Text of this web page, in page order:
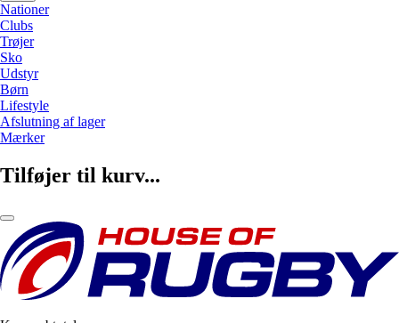
Nationer
Clubs
Trøjer
Sko
Udstyr
Børn
Lifestyle
Afslutning af lager
Mærker
Tilføjer til kurv...